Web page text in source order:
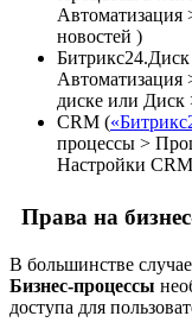
Автоматизация
новостей )
диске или Диск
CRM (
процессы >
Настройки
Права на
В большинстве
Бизнес-процессы
доступа для